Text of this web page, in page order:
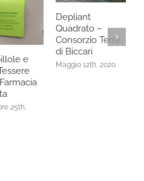
e
25th,
Depliant
Quadrato –
Consorzio Terre
di Biccari
Maggio 12th, 2020